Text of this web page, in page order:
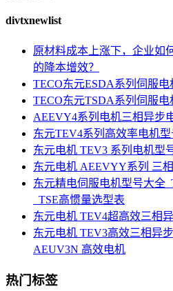
divtxnewlist
原材料成本上涨下，企业如
的降本增效？
TECO东元ESDA系列伺服电
TECO东元TSDA系列伺服电
AEEVY4系列电机三相异步
东元TEV4系列高效率电机型
东元电机 TEV3 系列电机型
东元电机 AEEVYY系列 三
东元精电伺服电机型号大全
_TSE高惯量选型表
东元电机 TEV4超高效三相
东元电机 TEV3高效三相异
AEUV3N 高效电机
热门标签